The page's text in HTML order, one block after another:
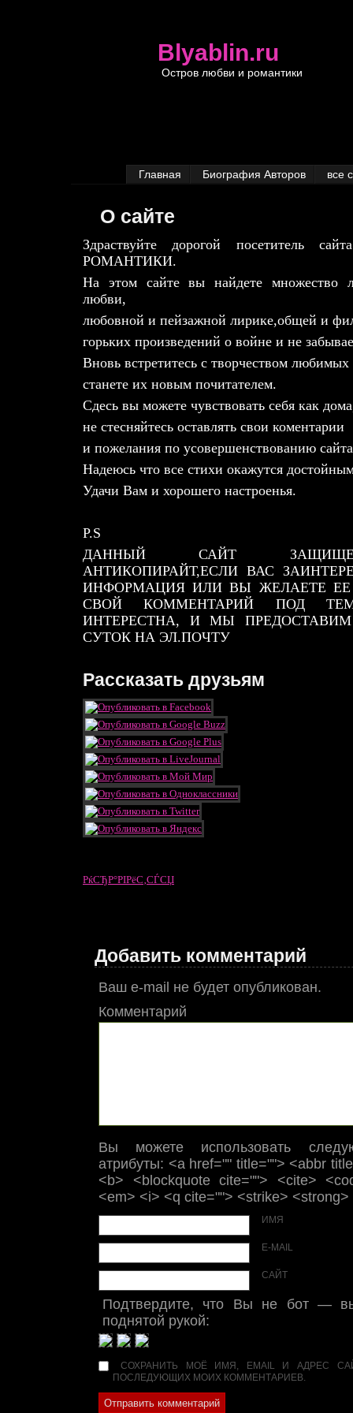
Blyablin.ru
Остров любви и романтики
Главная Биография Авторов все
О сайте
Здраствуйте дорогой посетитель
РОМАНТИКИ.
На этом сайте вы найдете множество
любви,
любовной и пейзажной лирике,общей и
горьких произведений о войне и не
Вновь встретитесь с творчеством
станете их новым почитателем.
Сдесь вы можете чувствовать себя как
не стесняйтесь оставлять свои коментарии
и пожелания по усовершенствованию
Надеюсь что все стихи окажутся
Удачи Вам и хорошего настроенья.
P.S
ДАННЫЙ САЙТ
АНТИКОПИРАЙТ,ЕСЛИ ВАС
ИНФОРМАЦИЯ ИЛИ ВЫ ЖЕЛАЕТЕ ЕЕ
СВОЙ КОММЕНТАРИЙ ПОД
ИНТЕРЕСТНА, И МЫ
СУТОК НА ЭЛ.ПОЧТУ
Рассказать друзьям
РќСЂР°РІРёС‚СЃСЏ
Добавить комментарий
Ваш e-mail не будет опубликован.
Комментарий
Вы можете использовать
атрибуты: <a href="" title=""> <abbr
<b> <blockquote cite=""> <cite>
<em> <i> <q cite=""> <strike> <strong>
ИМЯ
E-MAIL
САЙТ
Подтвердите, что Вы не бот —
поднятой рукой:
СОХРАНИТЬ МОЁ ИМЯ, EMAIL И АДРЕС
ПОСЛЕДУЮЩИХ МОИХ КОММЕНТАРИЕВ.